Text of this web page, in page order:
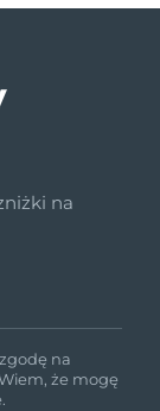
na
na
że mogę